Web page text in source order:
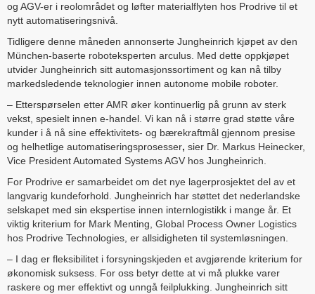
og AGV-er i reolområdet og løfter materialflyten hos Prodrive til et
nytt automatiseringsnivå.
Tidligere denne måneden annonserte Jungheinrich kjøpet av den
München-baserte roboteksperten arculus. Med dette oppkjøpet
utvider Jungheinrich sitt automasjonssortiment og kan nå tilby
markedsledende teknologier innen autonome mobile roboter.
– Etterspørselen etter AMR øker kontinuerlig på grunn av sterk
vekst, spesielt innen e-handel. Vi kan nå i større grad støtte våre
kunder i å nå sine effektivitets- og bærekraftmål gjennom presise
og helhetlige automatiseringsprosesser, sier Dr. Markus Heinecker,
Vice President Automated Systems AGV hos Jungheinrich.
For Prodrive er samarbeidet om det nye lagerprosjektet del av et
langvarig kundeforhold. Jungheinrich har støttet det nederlandske
selskapet med sin ekspertise innen internlogistikk i mange år. Et
viktig kriterium for Mark Menting, Global Process Owner Logistics
hos Prodrive Technologies, er allsidigheten til systemløsningen.
– I dag er fleksibilitet i forsyningskjeden et avgjørende kriterium for
økonomisk suksess. For oss betyr dette at vi må plukke varer
raskere og mer effektivt og unngå feilplukking. Jungheinrich sitt